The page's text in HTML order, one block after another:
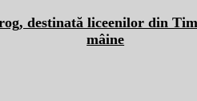
destinată liceenilor din
mâine